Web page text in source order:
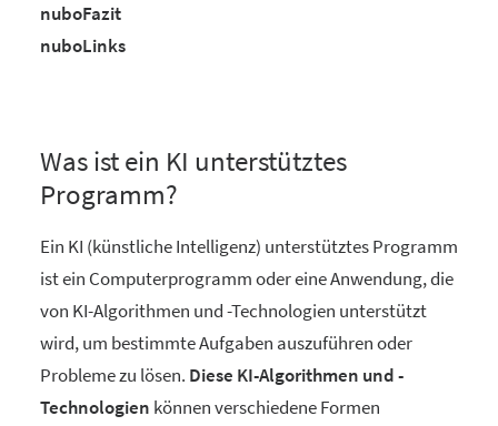
nuboFazit
nuboLinks
Was ist ein KI unterstütztes
Programm?
Ein KI (künstliche Intelligenz) unterstütztes Programm
ist ein Computerprogramm oder eine Anwendung, die
von KI-Algorithmen und -Technologien unterstützt
wird, um bestimmte Aufgaben auszuführen oder
Probleme zu lösen. Diese KI-Algorithmen und -
Technologien können verschiedene Formen